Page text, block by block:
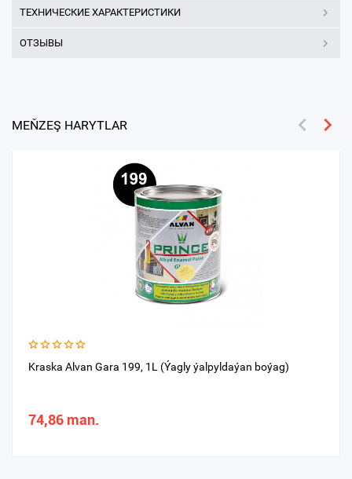
ТЕХНИЧЕСКИЕ ХАРАКТЕРИСТИКИ
ОТЗЫВЫ
MEŇZEŞ HARYTLAR
Kraska Alvan Gara 199, 1L (Ýagly ýalpyldaýan boýag)
74,86 man.